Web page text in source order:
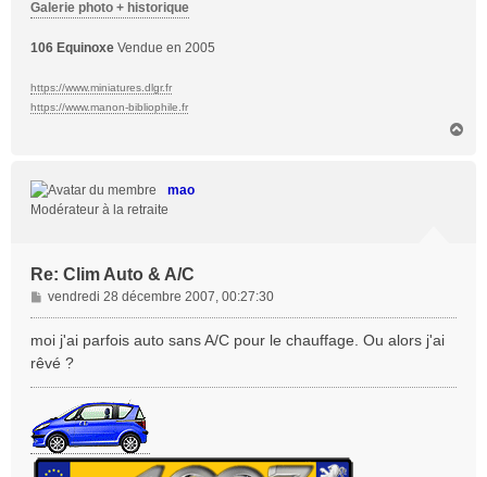
Galerie photo + historique
106 Equinoxe Vendue en 2005
https://www.miniatures.dlgr.fr
https://www.manon-bibliophile.fr
mao
Modérateur à la retraite
Re: Clim Auto & A/C
M
e
s
a
g
vendredi 28 décembre 2007, 00:27:30
moi j'ai parfois auto sans A/C pour le chauffage. Ou alors j'ai
rêvé ?